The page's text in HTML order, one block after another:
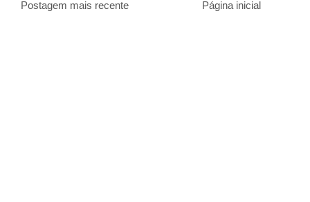
Postagem mais recente Página inicial